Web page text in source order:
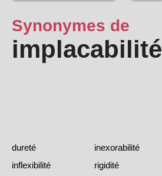
Synonymes de
implacabilité
dureté
inexorabilité
inflexibilité
rigidité